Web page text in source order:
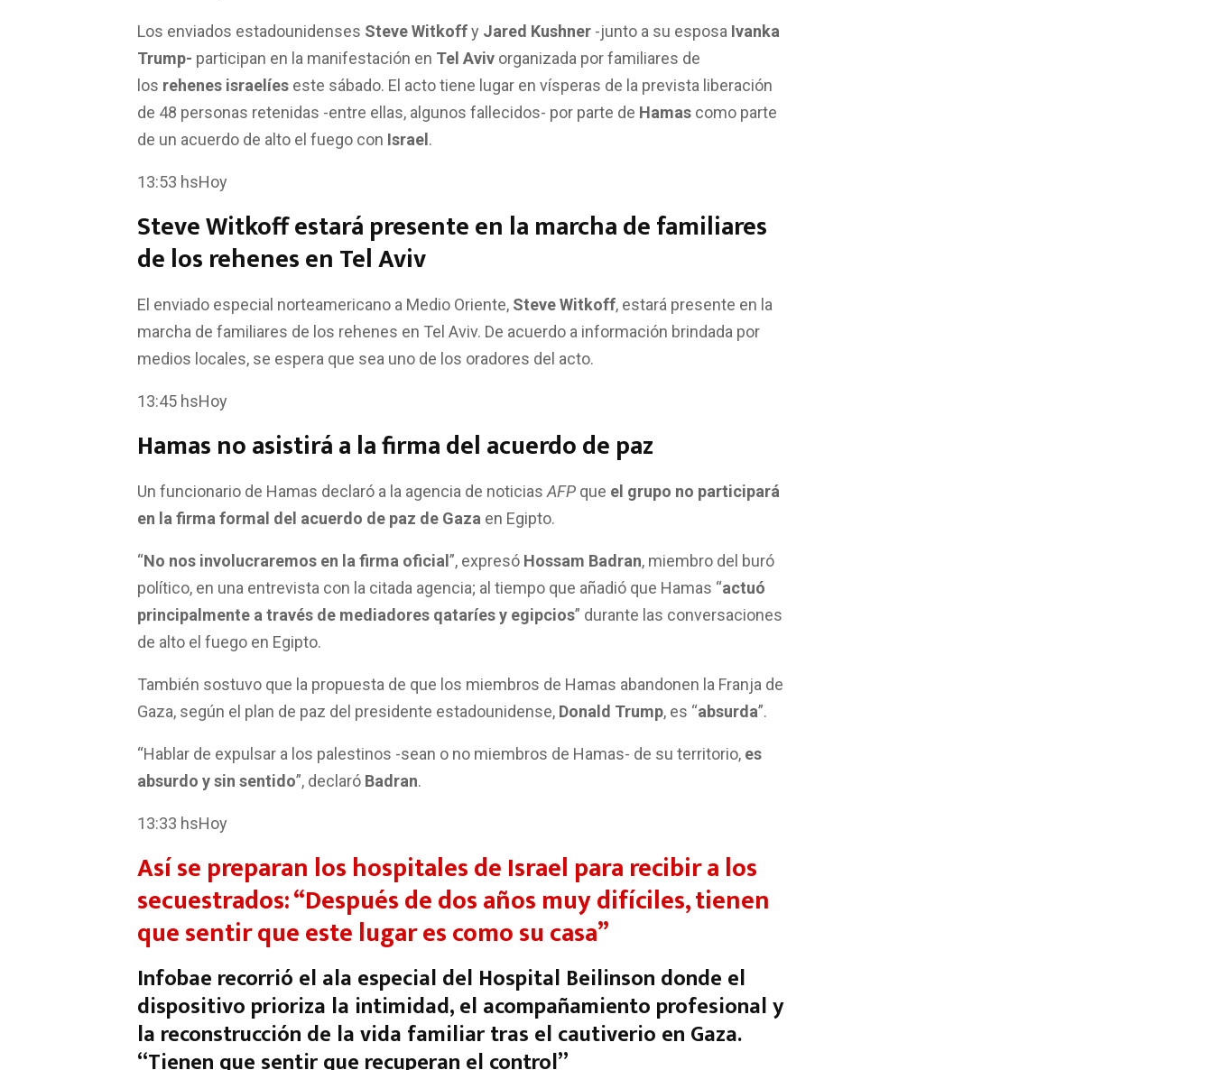
Los enviados estadounidenses Steve Witkoffy Jared Kushner -junto a su esposa Ivanka
Trump- participan en la manifestación en Tel Aviv organizada por familiares de
los rehenes israelíes este sábado. El acto tiene lugar en vísperas de la prevista liberación
de 48 personas retenidas -entre ellas, algunos fallecidos- por parte de Hamas como parte
de un acuerdo de alto el fuego con Israel.
13:53 hsHoy
Steve Witkoff estará presente en la marcha de familiares
de los rehenes en Tel Aviv
El enviado especial norteamericano a Medio Oriente, Steve Witkoff, estará presente en la
marcha de familiares de los rehenes en Tel Aviv. De acuerdo a información brindada por
medios locales, se espera que sea uno de los oradores del acto.
13:45 hsHoy
Hamas no asistirá a la firma del acuerdo de paz
Un funcionario de Hamas declaró a la agencia de noticias AFP que el grupo no participará
en la firma formal del acuerdo de paz de Gaza en Egipto.
“No nos involucraremos en la firma oficial”, expresó Hossam Badran, miembro del buró
político, en una entrevista con la citada agencia; al tiempo que añadió que Hamas “actuó
principalmente a través de mediadores qataríes y egipcios” durante las conversaciones
de alto el fuego en Egipto.
También sostuvo que la propuesta de que los miembros de Hamas abandonen la Franja de
Gaza, según el plan de paz del presidente estadounidense, Donald Trump, es “absurda”.
“Hablar de expulsar a los palestinos -sean o no miembros de Hamas- de su territorio, es
absurdo y sin sentido”, declaró Badran.
13:33 hsHoy
Así se preparan los hospitales de Israel para recibir a los
secuestrados: “Después de dos años muy difíciles, tienen
que sentir que este lugar es como su casa”
Infobae recorrió el ala especial del Hospital Beilinson donde el
dispositivo prioriza la intimidad, el acompañamiento profesional y
la reconstrucción de la vida familiar tras el cautiverio en Gaza.
“Tienen que sentir que recuperan el control”